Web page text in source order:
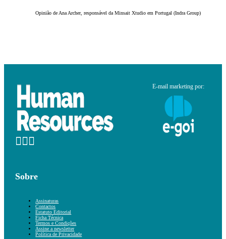
Opinião de Ana Archer, responsável da Minsait Xtudio em Portugal (Indra Group)
E-mail marketing por:
Sobre
Assinaturas
Contactos
Estatuto Editorial
Ficha Técnica
Termos e Condições
Assine a newsletter
Política de Privacidade